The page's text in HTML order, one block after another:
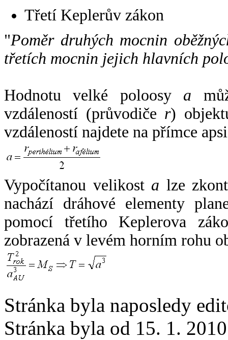
Třetí Keplerův zákon
"Poměr druhých mocnin
třetích mocnin jejich hlavních
Hodnotu velké poloosy a
vzdáleností (průvodiče r)
vzdáleností najdete na přímce
Vypočítanou velikost a lze
nachází dráhové elementy
pomocí třetího Keplerova
zobrazená v levém horním rohu
Stránka byla naposledy
Stránka byla od 15. 1.